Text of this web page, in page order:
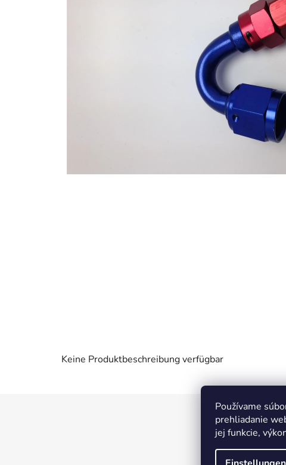
Používame
prehliadanie
jej funkcie,
Keine Produktbeschreibung verfügbar